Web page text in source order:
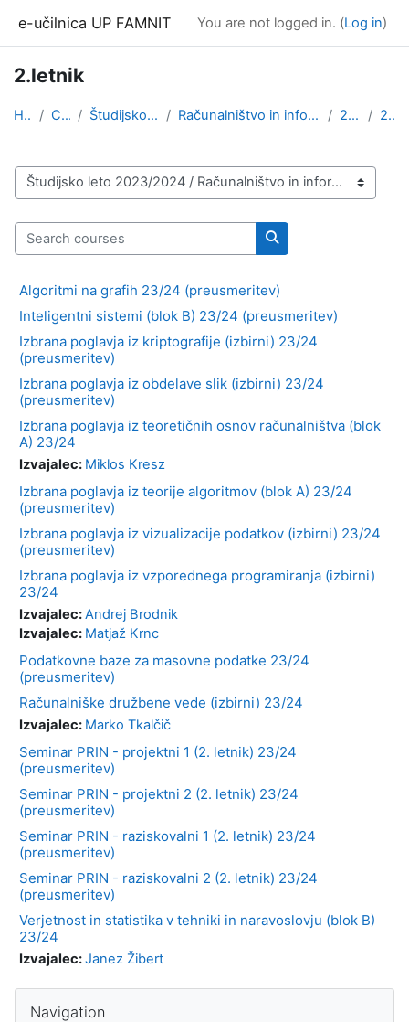
e-učilnica UP FAMNIT You are not logged in. (Log in)
2.letnik
Home Courses Študijsko leto 2023/2024 Računalništvo in informatika (1. stopnja, 2. stopn... 2.stopnja 2.letnik
Course categories
Search courses
Search courses
Algoritmi na grafih 23/24 (preusmeritev)
Inteligentni sistemi (blok B) 23/24 (preusmeritev)
Izbrana poglavja iz kriptografije (izbirni) 23/24
(preusmeritev)
Izbrana poglavja iz obdelave slik (izbirni) 23/24
(preusmeritev)
Izbrana poglavja iz teoretičnih osnov računalništva (blok
A) 23/24
Izvajalec: Miklos Kresz
Izbrana poglavja iz teorije algoritmov (blok A) 23/24
(preusmeritev)
Izbrana poglavja iz vizualizacije podatkov (izbirni) 23/24
(preusmeritev)
Izbrana poglavja iz vzporednega programiranja (izbirni)
23/24
Izvajalec:Andrej Brodnik
Izvajalec: Matjaž Krnc
Podatkovne baze za masovne podatke 23/24
(preusmeritev)
Računalniške družbene vede (izbirni) 23/24
Izvajalec: Marko Tkalčič
Seminar PRIN - projektni 1 (2. letnik) 23/24
(preusmeritev)
Seminar PRIN - projektni 2 (2. letnik) 23/24
(preusmeritev)
Seminar PRIN - raziskovalni 1 (2. letnik) 23/24
(preusmeritev)
Seminar PRIN - raziskovalni 2 (2. letnik) 23/24
(preusmeritev)
Verjetnost in statistika v tehniki in naravoslovju (blok B)
23/24
Izvajalec:Janez Žibert
Blocks
Navigation